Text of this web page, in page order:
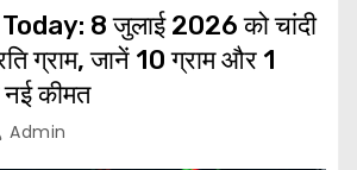
8 जुलाई 2026 को चांदी
ग्राम, जानें 10 ग्राम और 1
नई कीमत
Admin